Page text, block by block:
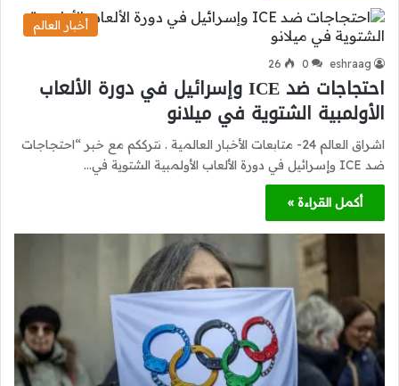
أخبار العالم
eshraag
0
26
احتجاجات ضد ICE وإسرائيل في دورة الألعاب
الأولمبية الشتوية في ميلانو
اشراق العالم 24- متابعات الأخبار العالمية . نترككم مع خبر “احتجاجات
ضد ICE وإسرائيل في دورة الألعاب الأولمبية الشتوية في…
أكمل القراءة »